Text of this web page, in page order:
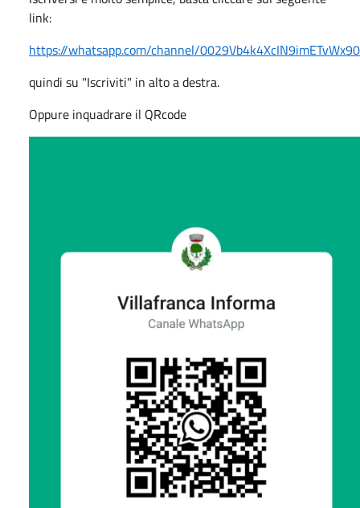
link:
https://whatsapp.com/channel/
quindi su "Iscriviti" in alto a destra.
Oppure inquadrare il QRcode